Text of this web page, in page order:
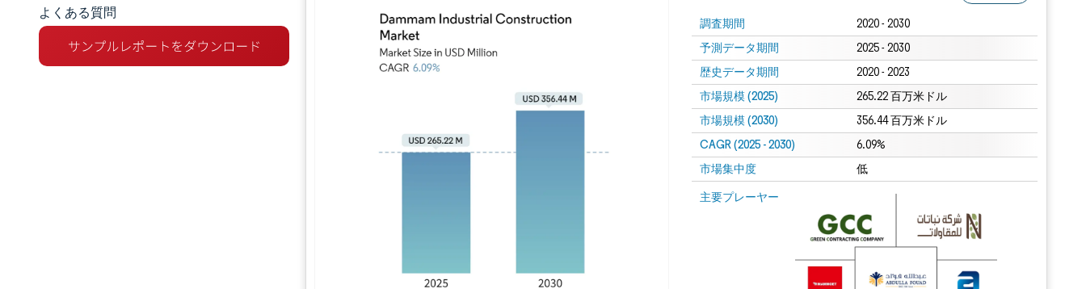
市場概要
主な市場動向
よくある質問
調査期間 2020 - 2030
予測データ期間 2025 - 2030
歴史データ期間 2020 - 2023
市場規模 (2025) 265.22 百万米ドル
市場規模 (2030) 356.44 百万米ドル
CAGR (2025 - 2030) 6.09%
市場集中度 低
主要プレーヤー